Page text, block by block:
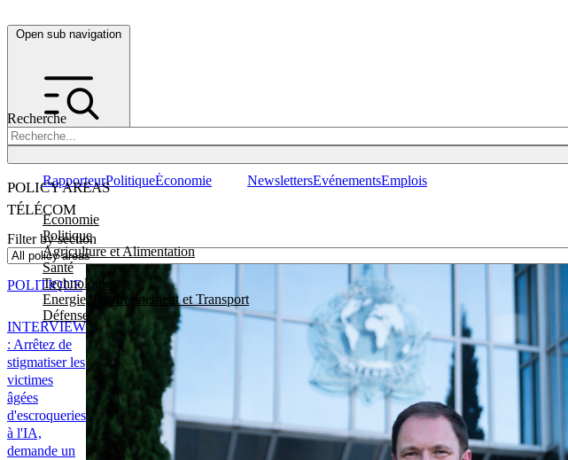
Open sub navigation
Recherche
POLICY AREAS
Economie
Politique
Agriculture et Alimentation
Santé
Technologies
Energie, Environnement et Transport
Défense
RapporteurPolitiqueÉconomie NewslettersEvénementsEmplois
TÉLÉCOM
Filter by section
INTERVIEW
: Arrêtez de
stigmatiser les
victimes
âgées
d'escroqueries
à l'IA,
demande un
POLITIQUE